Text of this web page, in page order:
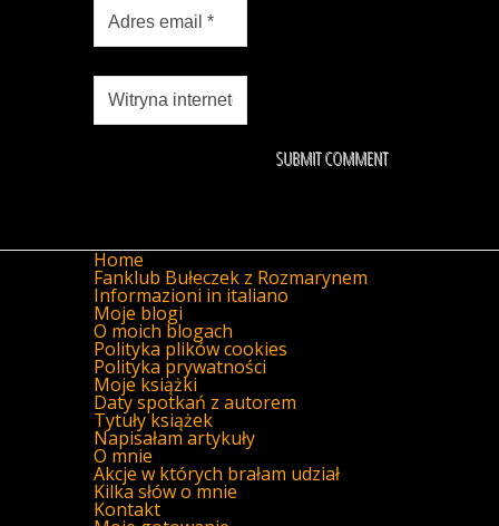
Home
Fanklub Bułeczek z Rozmarynem
Informazioni in italiano
Moje blogi
O moich blogach
Polityka plików cookies
Polityka prywatności
Moje książki
Daty spotkań z autorem
Tytuły książek
Napisałam artykuły
O mnie
Akcje w których brałam udział
Kilka słów o mnie
Kontakt